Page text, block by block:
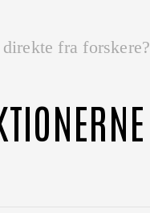
fra forskere?